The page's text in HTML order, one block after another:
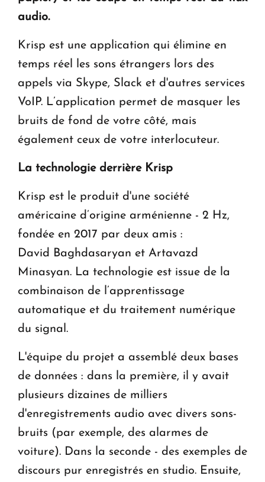
en Arménie
Le premier hôtel Hyatt Regency d'Arménie
ouvrira ses portes à Dilijan
audio.
Krisp est une application qui élimine en
temps réel les sons étrangers lors des
appels via Skype, Slack et d'autres services
VoIP. L’application permet de masquer les
bruits de fond de votre côté, mais
également ceux de votre interlocuteur.
La technologie derrière Krisp
Krisp est le produit d'une société
américaine d’origine arménienne - 2 Hz,
fondée en 2017 par deux amis :
David Baghdasaryan et Artavazd
Minasyan. La technologie est issue de la
combinaison de l’apprentissage
automatique et du traitement numérique
du signal.
L'équipe du projet a assemblé deux bases
de données : dans la première, il y avait
plusieurs dizaines de milliers
d'enregistrements audio avec divers sons-
bruits (par exemple, des alarmes de
voiture). Dans la seconde - des exemples de
discours pur enregistrés en studio. Ensuite,